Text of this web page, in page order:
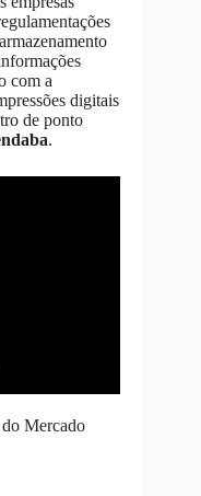
com a
digitais
de ponto
.
Mercado